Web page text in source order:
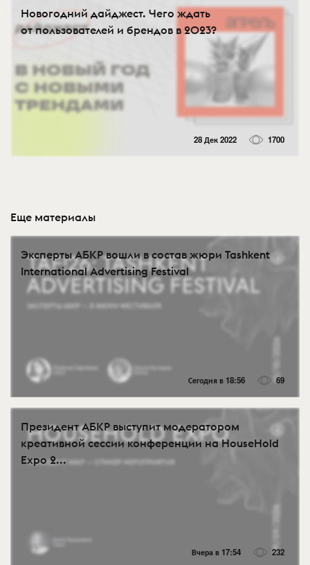
Новогодний дайджест. Чего ждать
от пользователей и брендов в 2023?
28 Дек 2022 1700
Еще материалы
Эксперты АБКР вошли в состав жюри Tashkent
International Advertising Festival
Сегодня в 18:56 69
Президент АБКР выступит модератором
креативной сессии конференции на HouseHold
Expo 2...
Вчера в 17:54 232